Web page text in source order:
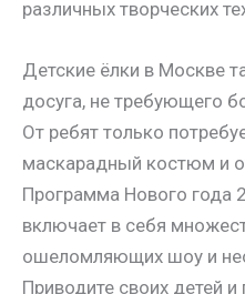
различных творческих
Детские ёлки в Москве
досуга, не требующего
От ребят только
маскарадный костюм и
Программа Нового года
включает в себя
ошеломляющих шоу и
Приводите своих детей